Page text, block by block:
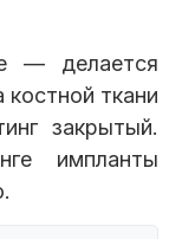
— делается
костной ткани
закрытый.
импланты